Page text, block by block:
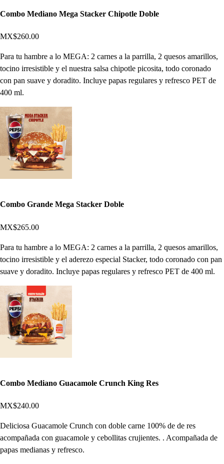
Combo Mediano Mega Stacker Chipotle Doble
MX$260.00
Para tu hambre a lo MEGA: 2 carnes a la parrilla, 2 quesos amarillos,
tocino irresistible y el nuestra salsa chipotle picosita, todo coronado
con pan suave y doradito. Incluye papas regulares y refresco PET de
400 ml.
Combo Grande Mega Stacker Doble
MX$265.00
Para tu hambre a lo MEGA: 2 carnes a la parrilla, 2 quesos amarillos,
tocino irresistible y el aderezo especial Stacker, todo coronado con pan
suave y doradito. Incluye papas regulares y refresco PET de 400 ml.
Combo Mediano Guacamole Crunch King Res
MX$240.00
Deliciosa Guacamole Crunch con doble carne 100% de de res
acompañada con guacamole y cebollitas crujientes. . Acompañada de
papas medianas y refresco.